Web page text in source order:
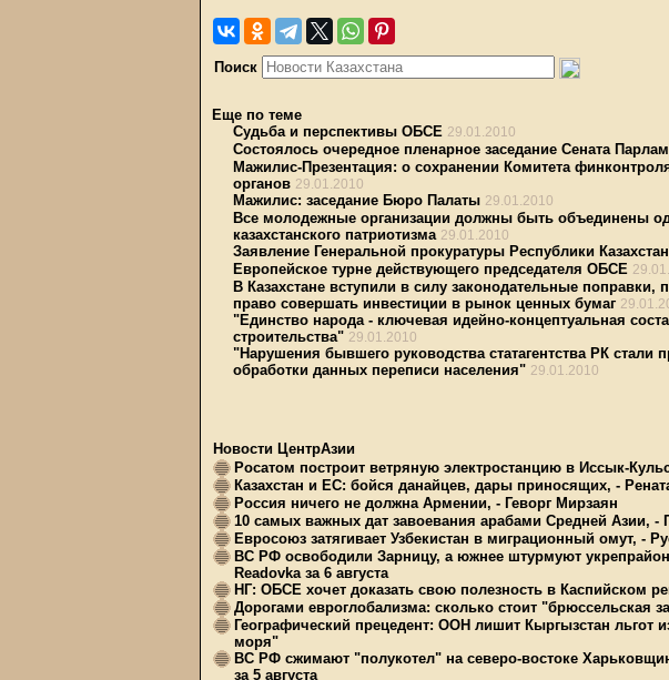
Поиск
Еще по теме
Судьба и перспективы ОБСЕ 29.01.2010
Состоялось очередное пленарное заседание Сената
Мажилис-Презентация: о сохранении Комитета
органов 29.01.2010
Мажилис: заседание Бюро Палаты 29.01.2010
Все молодежные организации должны быть объединены
казахстанского патриотизма 29.01.2010
Заявление Генеральной прокуратуры Республики Казахстан
Европейское турне действующего председателя ОБСЕ
В Казахстане вступили в силу законодательные
право совершать инвестиции в рынок ценных бумаг
"Единство народа - ключевая идейно-концептуальная
строительства" 29.01.2010
"Нарушения бывшего руководства статагентства РК стали
обработки данных переписи населения" 29.01.2010
Новости ЦентрАзии
Росатом построит ветряную электростанцию в Иссык-
Казахстан и ЕС: бойся данайцев, дары приносящих, -
Россия ничего не должна Армении, - Геворг Мирзаян
10 самых важных дат завоевания арабами Средней Азии, -
Евросоюз затягивает Узбекистан в миграционный омут, -
ВС РФ освободили Зарницу, а южнее штурмуют
Readovka за 6 августа
НГ: ОБСЕ хочет доказать свою полезность в Каспийском
Дорогами евроглобализма: сколько стоит "брюссельская
Географический прецедент: ООН лишит Кыргызстан льгот
моря"
ВС РФ сжимают "полукотел" на северо-востоке
за 5 августа